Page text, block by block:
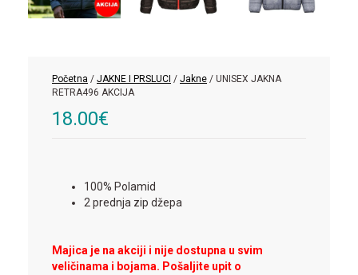
Početna / JAKNE I PRSLUCI / Jakne / UNISEX JAKNA
RETRA496 AKCIJA
18.00€
100% Polamid
2 prednja zip džepa
Majica je na akciji i nije dostupna u svim
veličinama i bojama. Pošaljite upit o